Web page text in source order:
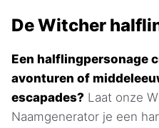
De Witcher
Een halflingpersonage
avonturen of
escapades? Laat onze
Naamgenerator je een